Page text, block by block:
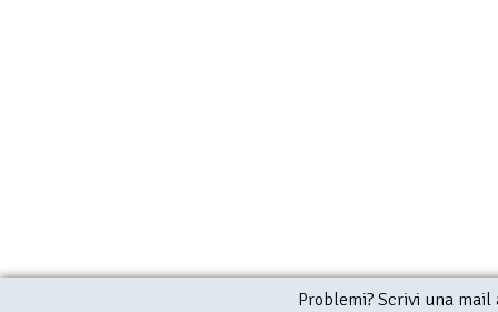
Problemi? Scrivi una